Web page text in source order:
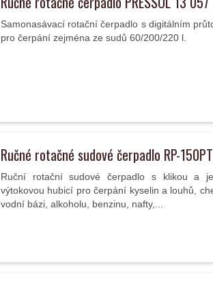
Samonasávací rotační čerpadlo s digitálním
pro čerpání zejména ze sudů 60/200/220 l.
Ručné rotačné sudové čerpadlo RP-150PT
Ruční rotační sudové čerpadlo s klikou a
výtokovou hubicí pro čerpání kyselin a louhů,
vodní bázi, alkoholu, benzinu, nafty,...